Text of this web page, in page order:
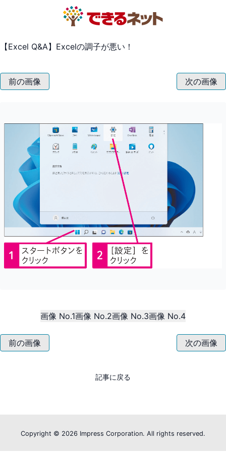
【Excel Q&A】Excelの調子が悪い！
前の画像 次の画像
画像 No.1画像 No.2画像 No.3画像 No.4
前の画像 次の画像
記事に戻る
Copyright © 2026 Impress Corporation. All rights reserved.